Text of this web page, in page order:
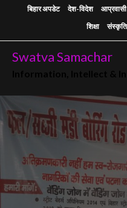
बिहार अपडेट देश-विदेश
शिक्षा
संस्कृति
Swatva Samachar